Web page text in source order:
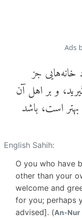
Ads
جز
و بر اهل آن
است، باشد
English Sahih:
O you who have
other than your
welcome and
for you; perhaps
advised]. (An-Nur